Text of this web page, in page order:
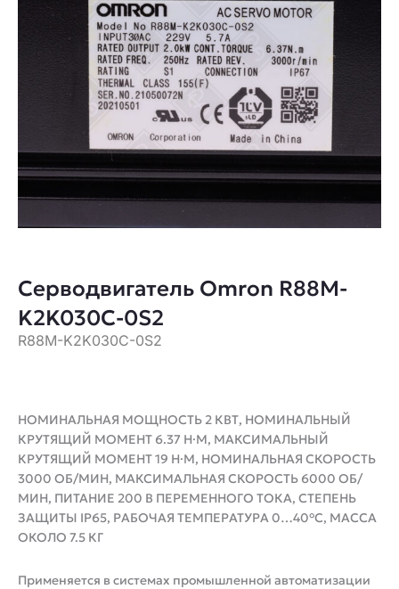
Серводвигатель Omron R88M-
K2K030C-0S2
R88M-K2K030C-0S2
НОМИНАЛЬНАЯ МОЩНОСТЬ 2 КВТ, НОМИНАЛЬНЫЙ
КРУТЯЩИЙ МОМЕНТ 6.37 Н·М, МАКСИМАЛЬНЫЙ
КРУТЯЩИЙ МОМЕНТ 19 Н·М, НОМИНАЛЬНАЯ СКОРОСТЬ
3000 ОБ/МИН, МАКСИМАЛЬНАЯ СКОРОСТЬ 6000 ОБ/
МИН, ПИТАНИЕ 200 В ПЕРЕМЕННОГО ТОКА, СТЕПЕНЬ
ЗАЩИТЫ IP65, РАБОЧАЯ ТЕМПЕРАТУРА 0…40°C, МАССА
ОКОЛО 7.5 КГ
Применяется в системах промышленной автоматизации